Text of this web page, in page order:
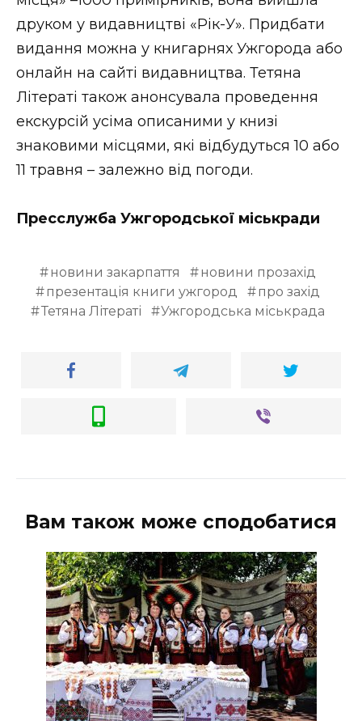
друком у видавництві «Рік-У». Придбати
видання можна у книгарнях Ужгорода або
онлайн на сайті видавництва. Тетяна
Літераті також анонсувала проведення
екскурсій усіма описаними у книзі
знаковими місцями, які відбудуться 10 або
11 травня – залежно від погоди.
Пресслужба Ужгородської міськради
новини закарпаття
новини прозахід
презентація книги ужгород
про захід
Тетяна Літераті
Ужгородська міськрада
Вам також може сподобатися